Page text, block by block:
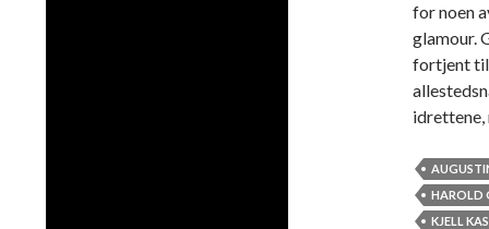
for noen
glamour.
fortjent til
idrettene,
HAROLD
KJELL